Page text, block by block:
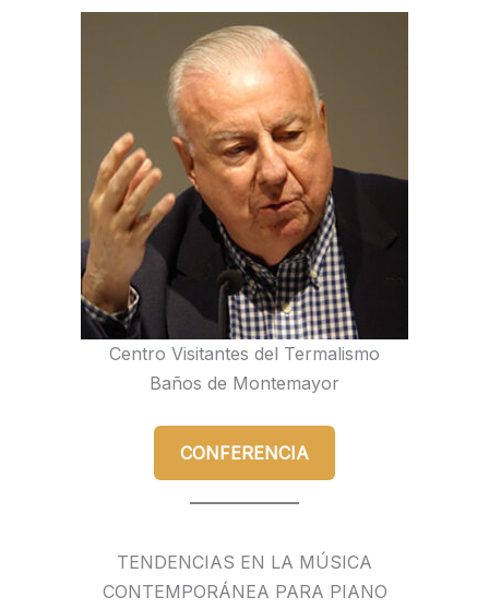
Centro Visitantes del Termalismo
Baños de Montemayor
CONFERENCIA
TENDENCIAS EN LA MÚSICA
CONTEMPORÁNEA PARA PIANO